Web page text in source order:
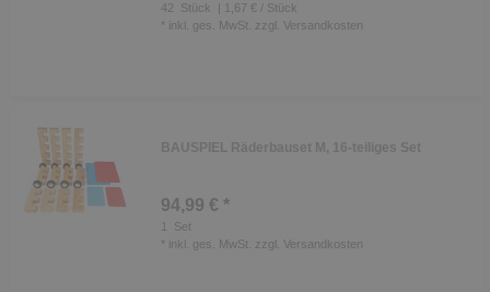
42 Stück
| 1,67 € / Stück
* inkl. ges. MwSt. zzgl. Versandkosten
BAUSPIEL Räderbauset M, 16-teiliges Set
94,99 € *
Set
* inkl. ges. MwSt. zzgl. Versandkosten